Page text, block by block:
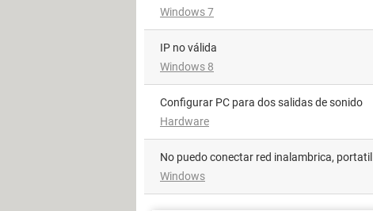
Windows 7
IP no válida
Windows 8
Configurar PC para dos salidas de sonido
Hardware
no puedo conectar red inalambrica, portatil
Windows